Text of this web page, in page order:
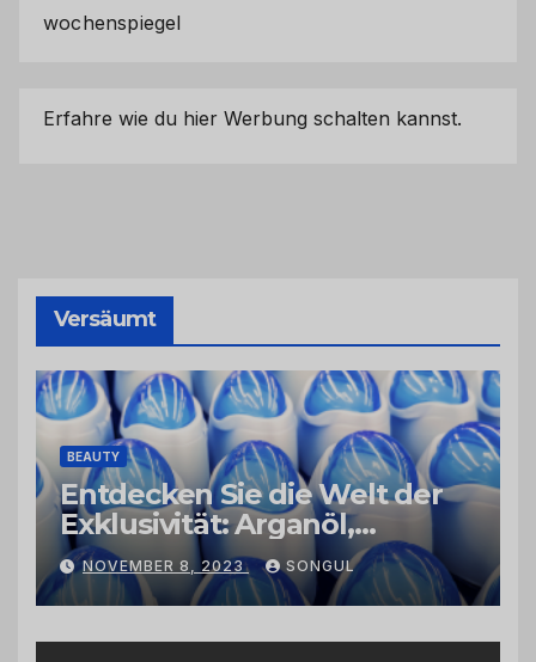
wochenspiegel
Erfahre wie du hier Werbung schalten kannst.
Versäumt
BEAUTY
Entdecken Sie die Welt der
Exklusivität: Arganöl,
Kaktusfeigenkernöl und
Schwarzkümmelöl von
vertrauenswürdigen
Großhändlern und Anbietern
NOVEMBER 8, 2023 SONGUL